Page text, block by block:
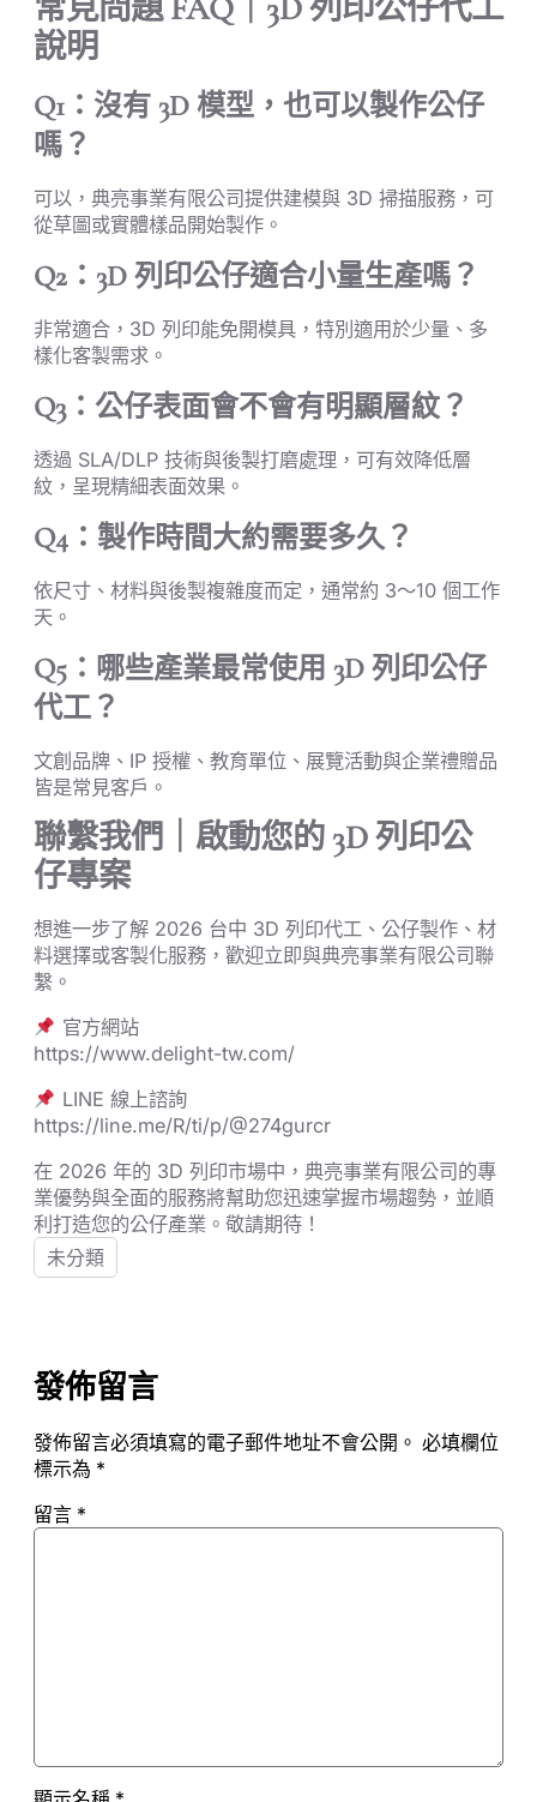
常見問題 FAQ｜3D 列印公仔代工
說明
Q1：沒有 3D 模型，也可以製作公仔
嗎？
可以，典亮事業有限公司提供建模與 3D 掃描服務，可
從草圖或實體樣品開始製作。
Q2：3D 列印公仔適合小量生產嗎？
非常適合，3D 列印能免開模具，特別適用於少量、多
樣化客製需求。
Q3：公仔表面會不會有明顯層紋？
透過 SLA/DLP 技術與後製打磨處理，可有效降低層
紋，呈現精細表面效果。
Q4：製作時間大約需要多久？
依尺寸、材料與後製複雜度而定，通常約 3～10 個工作
天。
Q5：哪些產業最常使用 3D 列印公仔
代工？
文創品牌、IP 授權、教育單位、展覽活動與企業禮贈品
皆是常見客戶。
聯繫我們｜啟動您的 3D 列印公
仔專案
想進一步了解 2026 台中 3D 列印代工、公仔製作、材
料選擇或客製化服務，歡迎立即與典亮事業有限公司聯
繫。
官方網站
https://www.delight-tw.com/
LINE 線上諮詢
https://line.me/R/ti/p/@274gurcr
在 2026 年的 3D 列印市場中，典亮事業有限公司的專
業優勢與全面的服務將幫助您迅速掌握市場趨勢，並順
利打造您的公仔產業。敬請期待！
未分類
發佈留言
發佈留言必須填寫的電子郵件地址不會公開。 必填欄位
標示為 *
留言 *